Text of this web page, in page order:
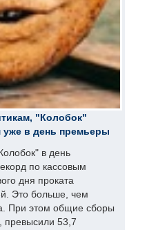
"Колобок"
уже в день премьеры
в день
по кассовым
дня проката
Это больше, чем
При этом общие сборы
превысили 53,7